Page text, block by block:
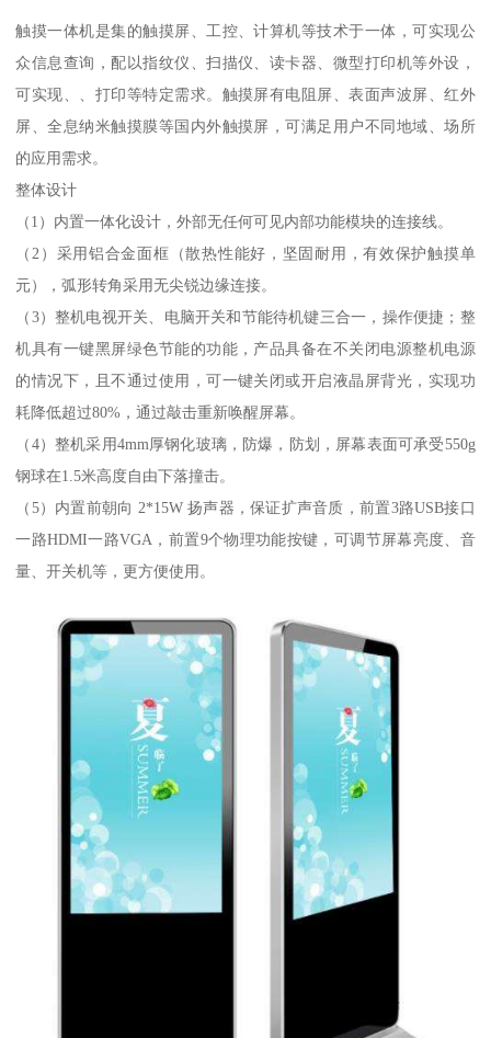
触摸一体机是集的触摸屏、工控、计算机等技术于一体，可实现公
众信息查询，配以指纹仪、扫描仪、读卡器、微型打印机等外设，
可实现、、打印等特定需求。触摸屏有电阻屏、表面声波屏、红外
屏、全息纳米触摸膜等国内外触摸屏，可满足用户不同地域、场所
的应用需求。
整体设计
（1）内置一体化设计，外部无任何可见内部功能模块的连接线。
（2）采用铝合金面框（散热性能好，坚固耐用，有效保护触摸单
元），弧形转角采用无尖锐边缘连接。
（3）整机电视开关、电脑开关和节能待机键三合一，操作便捷；整
机具有一键黑屏绿色节能的功能，产品具备在不关闭电源整机电源
的情况下，且不通过使用，可一键关闭或开启液晶屏背光，实现功
耗降低超过80%，通过敲击重新唤醒屏幕。
（4）整机采用4mm厚钢化玻璃，防爆，防划，屏幕表面可承受550g
钢球在1.5米高度自由下落撞击。
（5）内置前朝向 2*15W 扬声器，保证扩声音质，前置3路USB接口
一路HDMI一路VGA，前置9个物理功能按键，可调节屏幕亮度、音
量、开关机等，更方便使用。